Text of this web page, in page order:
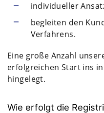
individueller
begleiten den
Verfahrens.
Eine große Anzahl
erfolgreichen Start ins
hingelegt.
Wie erfolgt die